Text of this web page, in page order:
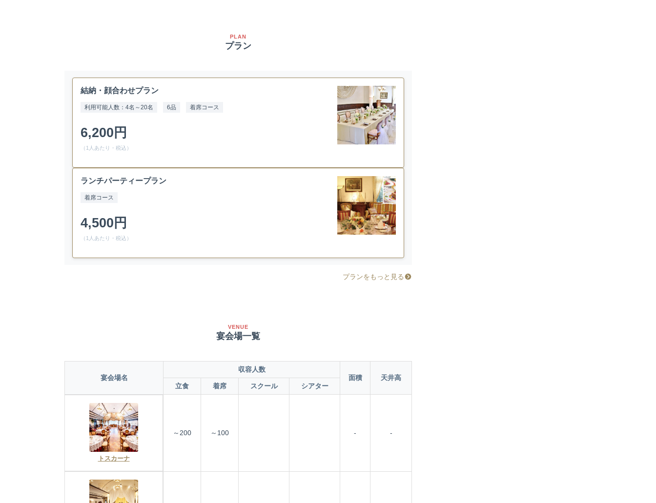
PLAN
プラン
結納・顔合わせプラン
利用可能人数：4名～20名 6品 着席コース
6,200円
（1人あたり・税込）
ランチパーティープラン
着席コース
4,500円
（1人あたり・税込）
プランをもっと見る
VENUE
宴会場一覧
宴会場名
収容人数
面積
天井高
立食
着席 スクール シアター
トスカーナ
～200 ～100 - -